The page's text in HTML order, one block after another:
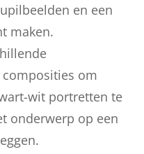
en een
maken.
om
wit portretten te
onderwerp op een